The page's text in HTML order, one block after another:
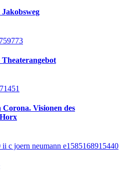
Visionen des